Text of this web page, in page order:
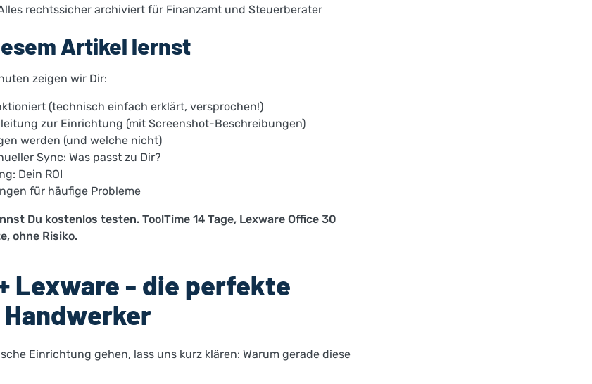
rechtssicher archiviert für Finanzamt und Steuerberater
Artikel lernst
zeigen wir Dir:
(technisch einfach erklärt, versprochen!)
zur Einrichtung (mit Screenshot-Beschreibungen)
werden (und welche nicht)
Sync: Was passt zu Dir?
Dein ROI
für häufige Probleme
Du kostenlos testen. ToolTime 14 Tage, Lexware Office 30
ohne Risiko.
Lexware - die perfekte
Einrichtung gehen, lass uns kurz klären: Warum gerade diese